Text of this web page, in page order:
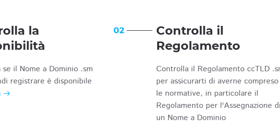
la
il Nome a Dominio .sm
registrare è disponibile
02
Controlla il
Regolamento
Controlla il Regolamento ccTLD
per assicurarti di averne compreso
le normative, in particolare il
Regolamento per l'Assegnazione di
un Nome a Dominio